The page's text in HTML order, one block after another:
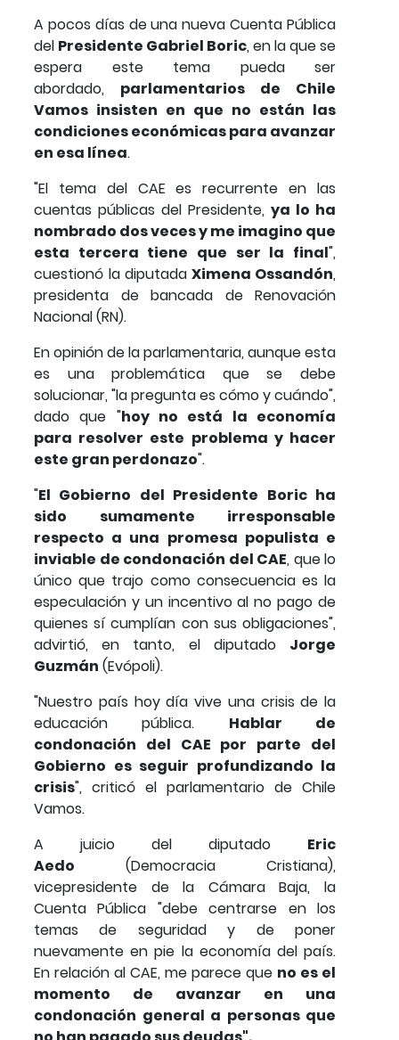
A pocos días de una nueva Cuenta Pública
del Presidente Gabriel Boric, en la que se
espera este tema pueda ser
abordado, parlamentarios de Chile
Vamos insisten en que no están las
condiciones económicas para avanzar
en esa línea.
"El tema del CAE es recurrente en las
cuentas públicas del Presidente, ya lo ha
nombrado dos veces y me imagino que
esta tercera tiene que ser la final",
cuestionó la diputada Ximena Ossandón,
presidenta de bancada de Renovación
Nacional (RN).
En opinión de la parlamentaria, aunque esta
es una problemática que se debe
solucionar, "la pregunta es cómo y cuándo",
dado que "hoy no está la economía
para resolver este problema y hacer
este gran perdonazo".
"El Gobierno del Presidente Boric ha
sido sumamente irresponsable
respecto a una promesa populista e
inviable de condonación del CAE, que lo
único que trajo como consecuencia es la
especulación y un incentivo al no pago de
quienes sí cumplían con sus obligaciones",
advirtió, en tanto, el diputado Jorge
Guzmán (Evópoli).
"Nuestro país hoy día vive una crisis de la
educación pública. Hablar de
condonación del CAE por parte del
Gobierno es seguir profundizando la
crisis", criticó el parlamentario de Chile
Vamos.
A juicio del diputado Eric
Aedo (Democracia Cristiana),
vicepresidente de la Cámara Baja, la
Cuenta Pública "debe centrarse en los
temas de seguridad y de poner
nuevamente en pie la economía del país.
En relación al CAE, me parece que no es el
momento de avanzar en una
condonación general a personas que